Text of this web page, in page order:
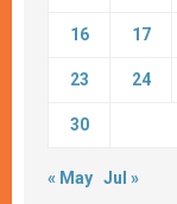
16 17
23 24
30
« May Jul »